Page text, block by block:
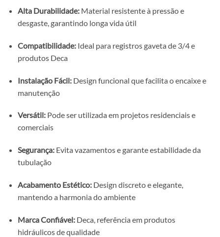
Alta Durabilidade:Material resistente à pressão e
desgaste, garantindo longa vida útil
Compatibilidade:Ideal para registros gaveta de 3/4 e
produtos Deca
Instalação Fácil:Design funcional que facilita o encaixe e
manutenção
Versátil:Pode ser utilizada em projetos residenciais e
comerciais
Segurança:Evita vazamentos e garante estabilidade da
tubulação
Acabamento Estético:Design discreto e elegante,
mantendo a harmonia do ambiente
Marca Confiável:Deca, referência em produtos
hidráulicos de qualidade